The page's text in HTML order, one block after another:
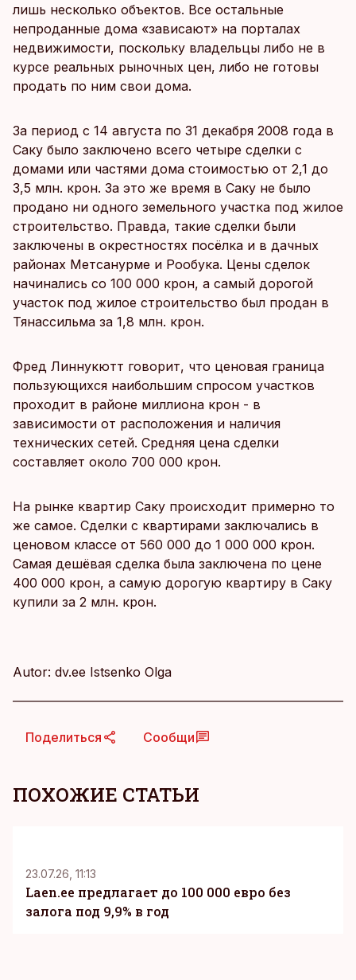
лишь несколько объектов. Все остальные
непроданные дома «зависают» на порталах
недвижимости, поскольку владельцы либо не в
курсе реальных рыночных цен, либо не готовы
продать по ним свои дома.
За период с 14 августа по 31 декабря 2008 года в
Саку было заключено всего четыре сделки с
домами или частями дома стоимостью от 2,1 до
3,5 млн. крон. За это же время в Саку не было
продано ни одного земельного участка под жилое
строительство. Правда, такие сделки были
заключены в окрестностях посёлка и в дачных
районах Метсанурме и Рообука. Цены сделок
начинались со 100 000 крон, а самый дорогой
участок под жилое строительство был продан в
Тянассильма за 1,8 млн. крон.
Фред Линнукютт говорит, что ценовая граница
пользующихся наибольшим спросом участков
проходит в районе миллиона крон - в
зависимости от расположения и наличия
технических сетей. Средняя цена сделки
составляет около 700 000 крон.
На рынке квартир Саку происходит примерно то
же самое. Сделки с квартирами заключались в
ценовом классе от 560 000 до 1 000 000 крон.
Самая дешёвая сделка была заключена по цене
400 000 крон, а самую дорогую квартиру в Саку
купили за 2 млн. крон.
Autor: dv.ee Istsenko Olga
Поделиться Сообщи
ПОХОЖИЕ СТАТЬИ
23.07.26, 11:13
Laen.ee предлагает до 100 000 евро без
залога под 9,9% в год